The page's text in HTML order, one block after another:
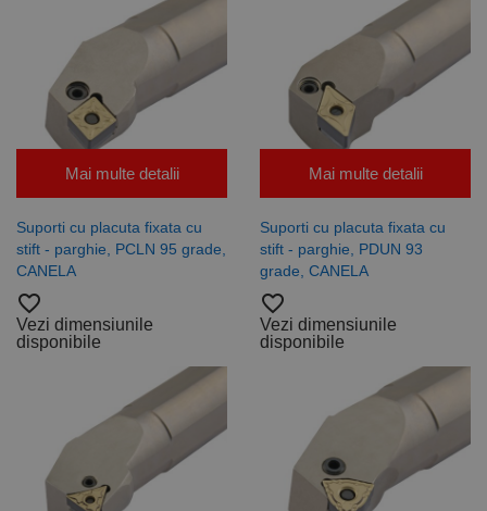
Mai multe detalii
Suporti cu placuta fixata cu
stift - parghie, PCLN 95 grade,
CANELA
favorite_border
Vezi dimensiunile
disponibile
Mai multe detalii
Suporti cu placuta fixata cu
stift - parghie, PDUN 93
grade, CANELA
favorite_border
Vezi dimensiunile
disponibile
vizitatori,
sesiuni și
campanii
rapoartele
de analiză a
site-urilor.
_ga_DLLLWQBGGX
2 ani
Acest cookie
Analytics
persista
starea
sesiunii.